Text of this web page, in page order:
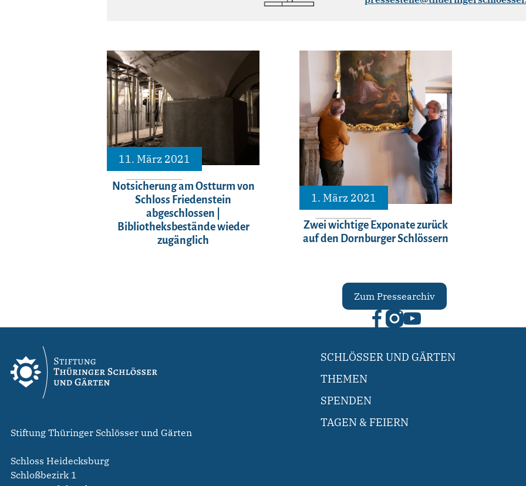
11. März 2021
Notsicherung am Ostturm von
Schloss Friedenstein
abgeschlossen |
Bibliotheksbestände wieder
zugänglich
1. März 2021
Zwei wichtige Exponate zurück
auf den Dornburger Schlössern
Zum Pressearchiv
Stiftung Thüringer Schlösser und Gärten
Schloss Heidecksburg
Schloßbezirk 1
SCHLÖSSER UND GÄRTEN
THEMEN
SPENDEN
TAGEN & FEIERN